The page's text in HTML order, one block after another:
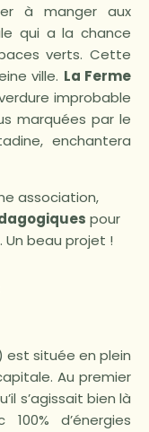
à manger aux
qui a la chance
verts. Cette
ville. La Ferme
improbable
marquées par le
enchantera
association,
pour
Un beau projet !
est située en plein
Au premier
s’agissait bien là
d’énergies